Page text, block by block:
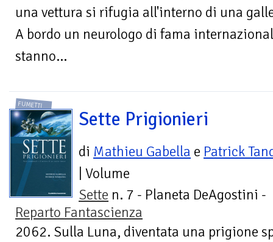
una vettura si rifugia all'interno di una
A bordo un neurologo di fama
stanno...
FUMETTI
Sette Prigionieri
di Mathieu Gabella e Patrick
| Volume
Sette n. 7 - Planeta DeAgostini -
Reparto Fantascienza
2062. Sulla Luna, diventata una prigione